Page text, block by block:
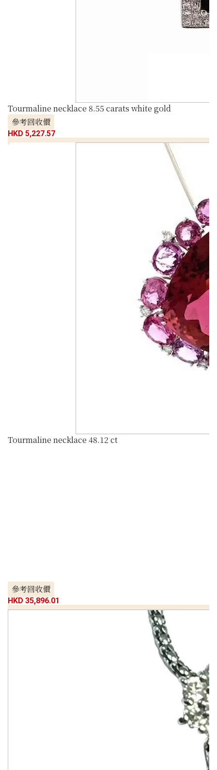
Tourmaline necklace 8.55 carats white gold
參考回收價
HKD 5,227.57
Tourmaline necklace 48.12 ct
參考回收價
HKD 35,896.01